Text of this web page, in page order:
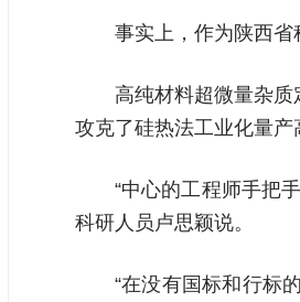
事实上，作为陕西省
高纯材料超微量杂
攻克了硅热法工业化量产
“中心的工程师手把
科研人员卢思颖说。
“在没有国标和行标